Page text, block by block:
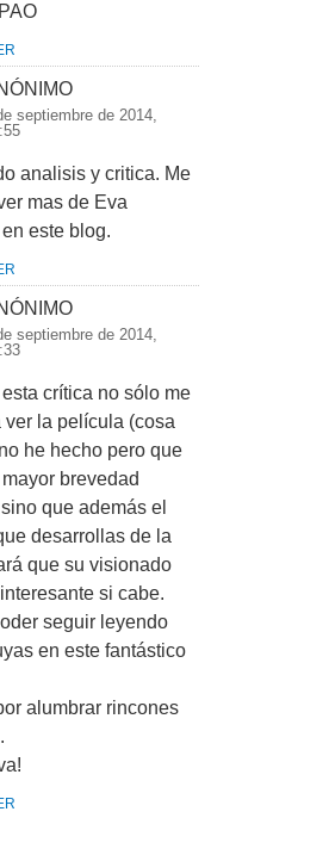
septiembre de 2014,
analisis y critica. Me
mas de Eva
este blog.
septiembre de 2014,
crítica no sólo me
ver la película (cosa
he hecho pero que
brevedad
que además el
desarrollas de la
que su visionado
si cabe.
seguir leyendo
en este fantástico
alumbrar rincones